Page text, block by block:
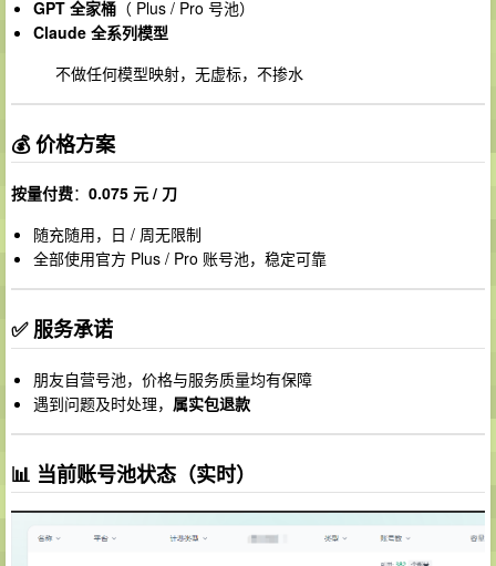
GPT 全家桶 （ Plus / Pro 号池）
Claude 全系列模型
不做任何模型映射，无虚标，不掺水
💰 价格方案
按量付费： 0.075 元 / 刀
随充随用，日 / 周无限制
全部使用官方 Plus / Pro 账号池，稳定可靠
✅ 服务承诺
朋友自营号池，价格与服务质量均有保障
遇到问题及时处理， 属实包退款
📊 当前账号池状态（实时）